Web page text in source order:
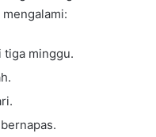
tiga minggu.